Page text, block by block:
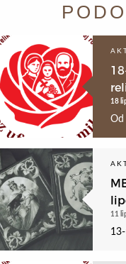
18
Od
11